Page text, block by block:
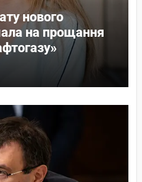
нового
на прощання